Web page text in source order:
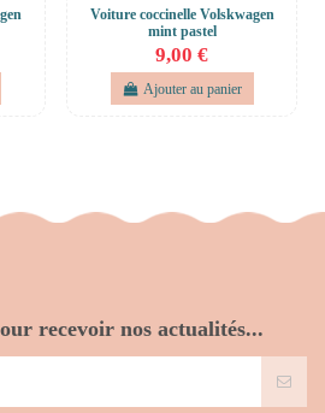
Voiture coccinelle Volskwagen
mint pastel
9,00 €
Ajouter au panier
recevoir nos actualités...